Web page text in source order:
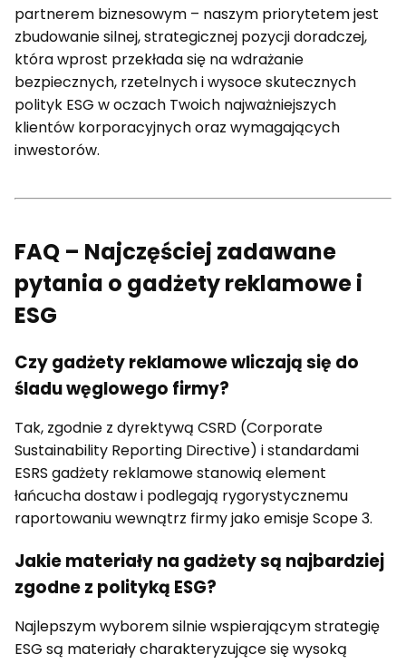
partnerem biznesowym – naszym priorytetem jest
zbudowanie silnej, strategicznej pozycji doradczej,
która wprost przekłada się na wdrażanie
bezpiecznych, rzetelnych i wysoce skutecznych
polityk ESG w oczach Twoich najważniejszych
klientów korporacyjnych oraz wymagających
inwestorów.
FAQ – Najczęściej zadawane
pytania o gadżety reklamowe i
ESG
Czy gadżety reklamowe wliczają się do
śladu węglowego firmy?
Tak, zgodnie z dyrektywą CSRD (Corporate
Sustainability Reporting Directive) i standardami
ESRS gadżety reklamowe stanowią element
łańcucha dostaw i podlegają rygorystycznemu
raportowaniu wewnątrz firmy jako emisje Scope 3.
Jakie materiały na gadżety są najbardziej
zgodne z polityką ESG?
Najlepszym wyborem silnie wspierającym strategię
ESG są materiały charakteryzujące się wysoką